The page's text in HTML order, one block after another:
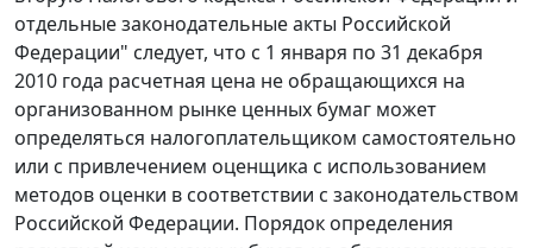
отдельные законодательные акты Российской
Федерации" следует, что с 1 января по 31 декабря
2010 года расчетная цена не обращающихся на
организованном рынке ценных бумаг может
определяться налогоплательщиком самостоятельно
или с привлечением оценщика с использованием
методов оценки в соответствии с законодательством
Российской Федерации. Порядок определения